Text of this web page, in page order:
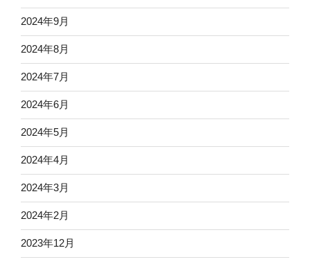
2024年9月
2024年8月
2024年7月
2024年6月
2024年5月
2024年4月
2024年3月
2024年2月
2023年12月